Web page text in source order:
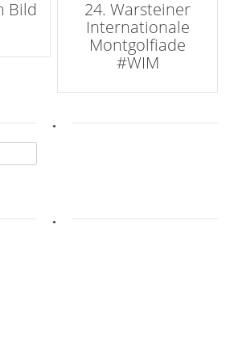
Bild
24. Warsteiner
Internationale
Montgolfiade
#WIM
.
.